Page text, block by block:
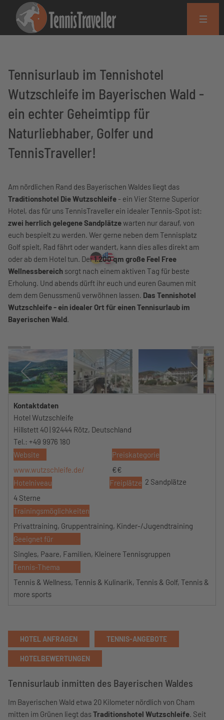
Tennisurlaub im Tennishotel
Wutzschleife im Bayerischen Wald -
ein echter Geheimtipp für
Naturliebhaber, Golfer und
TennisTraveller!
Am nördlichen Rand des Bayerischen Waldes liegt das
Traditionshotel Die Wutzschleife- ein Vier Sterne Superior
Hotel, das für uns TennisTraveller ein idealer Tennis-Spot ist:
zwei herrlich gelegene Sandplätzewarten nur darauf, von
euch bespielt zu werden. Wer gerne neben dem Tennisplatz
Golf spielt, Rad fährt oder wandert, kann dies alles direkt am
oder ab dem Hotel tun. Der1.200 qm große Feel Free
Wellnessbereich sorgt nach einem aktiven Tag für beste
Erholung. Und abends dürft ihr euch und euren Gaumen mit
dem dem Genussmenü verwöhnen lassen. Das Tennishotel
Wutzschleife - ein idealer Ort für einen Tennisurlaub im
Bayerischen Wald.
Kontaktdaten
Hotel Wutzschleife
Hillstett 40 | 92444 Rötz, Deutschland
Tel.: +49 9976 180
Website
www.wutzschleife.de/
Preiskategorie
€€
Hotelniveau
4 Sterne
Freiplätze 2 Sandplätze
Trainingsmöglichkeiten
Privattraining, Gruppentraining, Kinder-/Jugendtraining
Geeignet für
Singles, Paare, Familien, Kleinere Tennisgruppen
Tennis-Thema
Tennis & Wellness, Tennis & Kulinarik, Tennis & Golf, Tennis &
more sports
HOTEL ANFRAGEN TENNIS-ANGEBOTE
HOTELBEWERTUNGEN
Tennisurlaub inmitten des Bayerischen Waldes
Im Bayerischen Wald etwa 20 Kilometer nördlich von Cham
mitten im Grünen liegt dasTraditionshotel Wutzschleife. Seit